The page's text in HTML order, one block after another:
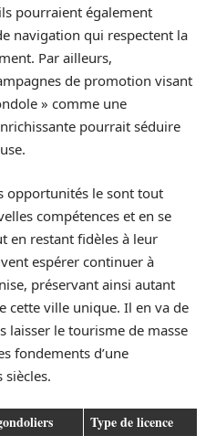
pourraient également
navigation qui respectent la
Par ailleurs,
de promotion visant
» comme une
pourrait séduire
opportunités le sont tout
compétences et en se
en restant fidèles à leur
espérer continuer à
préservant ainsi autant
cette ville unique. Il en va de
laisser le tourisme de masse
fondements d’une
siècles.
Type de licence